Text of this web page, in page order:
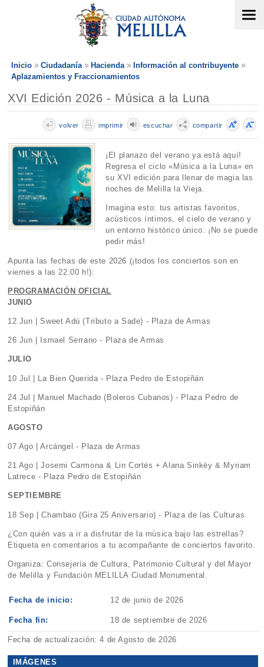
Inicio Ciudadanía Hacienda
Información al contribuyente
Aplazamientos y Fraccionamientos
XVI Edición 2026 - Música a la Luna
compartir
escuchar
imprimir
volver
¡El planazo del verano ya está aquí!
Regresa el ciclo «Música a la Luna» en
su XVI edición para llenar de magia las
noches de Melilla la Vieja.
Imagina esto: tus artistas favoritos,
acústicos íntimos, el cielo de verano y
un entorno histórico único. ¡No se puede
pedir más!
Apunta las fechas de este 2026 (¡todos los conciertos son en
viernes a las 22:00 h!):
PROGRAMACIÓN OFICIAL
JUNIO
12 Jun | Sweet Adú (Tributo a Sade) - Plaza de Armas
26 Jun | Ismael Serrano - Plaza de Armas
JULIO
10 Jul | La Bien Querida - Plaza Pedro de Estopiñán
24 Jul | Manuel Machado (Boleros Cubanos) - Plaza Pedro de
Estopiñán
AGOSTO
07 Ago | Arcángel - Plaza de Armas
21 Ago | Josemi Carmona & Lin Cortés + Alana Sinkëy & Myriam
Latrece - Plaza Pedro de Estopiñán
SEPTIEMBRE
18 Sep | Chambao (Gira 25 Aniversario) - Plaza de las Culturas
¿Con quién vas a ir a disfrutar de la música bajo las estrellas?
Etiqueta en comentarios a tu acompañante de conciertos favorito.
Organiza: Consejería de Cultura, Patrimonio Cultural y del Mayor
de Melilla y Fundación MELILLA Ciudad Monumental.
Fecha de inicio: 12 de junio de 2026
Fecha fin: 18 de septiembre de 2026
Fecha de actualización: 4 de Agosto de 2026
IMÁGENES